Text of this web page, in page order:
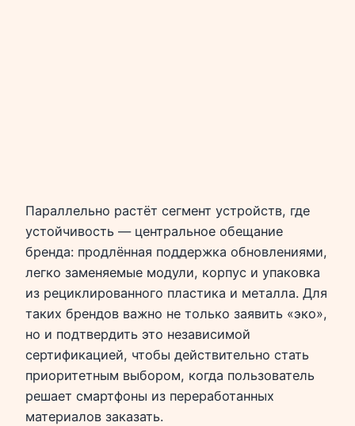
Параллельно растёт сегмент устройств, где
устойчивость — центральное обещание
бренда: продлённая поддержка обновлениями,
легко заменяемые модули, корпус и упаковка
из рециклированного пластика и металла. Для
таких брендов важно не только заявить «эко»,
но и подтвердить это независимой
сертификацией, чтобы действительно стать
приоритетным выбором, когда пользователь
решает смартфоны из переработанных
материалов заказать.